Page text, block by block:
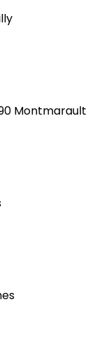
Montmarault